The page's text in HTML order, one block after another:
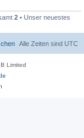
2 • Unser neuestes
Alle Zeiten sind UTC
Limited